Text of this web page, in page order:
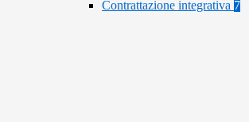
Contrattazione integrativa 7